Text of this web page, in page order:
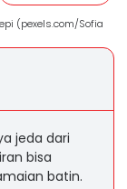
(pexels.com/Sofia
jeda dari
bisa
batin.